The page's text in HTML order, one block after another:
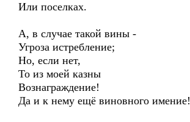
Или поселках.
А, в случае такой вины -
Угроза истребление;
Но, если нет,
То из моей казны
Вознаграждение!
Да и к нему ещё виновного имение!